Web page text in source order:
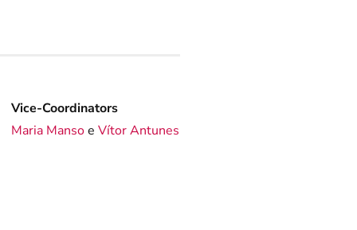
Vice-Coordinators
Maria Mansoe Vítor Antunes